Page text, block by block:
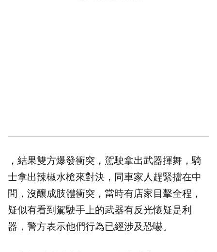
，結果雙方爆發衝突，駕駛拿出武器揮舞，騎
士拿出辣椒水槍來對決，同車家人趕緊擋在中
間，沒釀成肢體衝突，當時有店家目擊全程，
疑似有看到駕駛手上的武器有反光懷疑是利
器，警方表示他們行為已經涉及恐嚇。